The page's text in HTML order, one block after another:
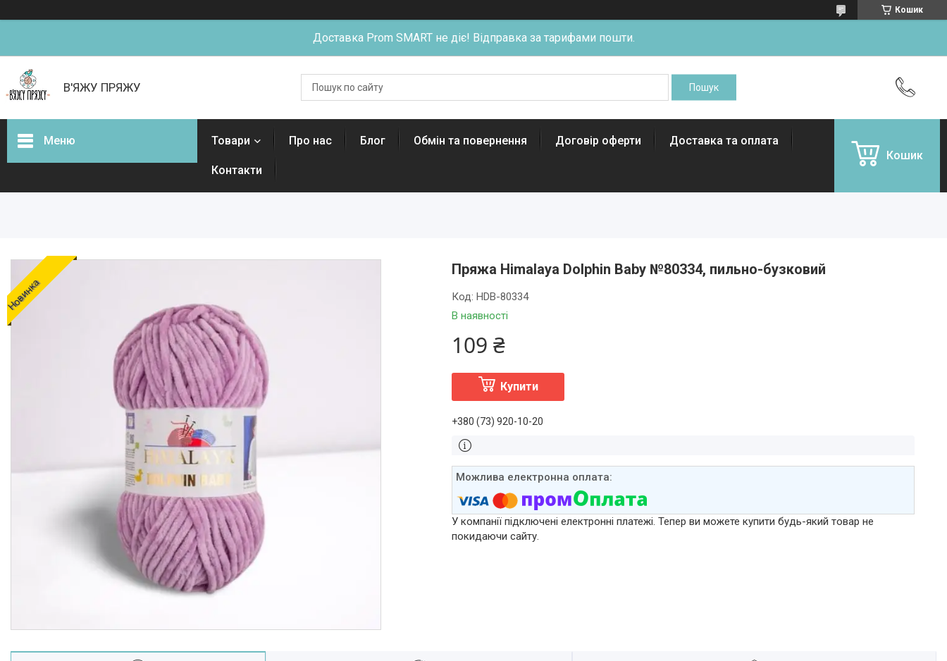
Кошик
Доставка Prom SMART не діє! Відправка за тарифами пошти.
В'ЯЖУ ПРЯЖУ
Меню Товари Про нас Блог Обмін та повернення Договір оферти Доставка та оплата
Контакти
Кошик
Новинка
Пряжа Himalaya Dolphin Baby №80334, пильно-бузковий
В наявності
Код:HDB-80334
109 ₴
Купити
+380 (73) 920-10-20
У компанії підключені електронні платежі. Тепер ви можете купити будь-який товар не
покидаючи сайту.